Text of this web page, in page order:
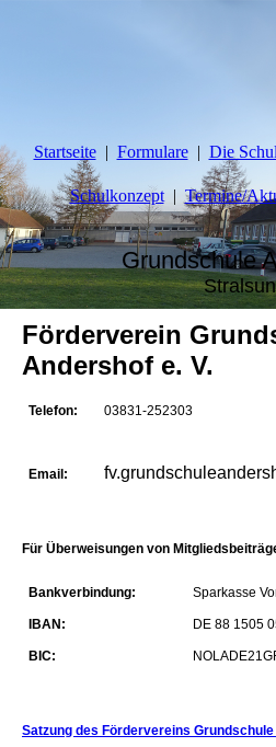
Startseite Formulare Die
Schulkonzept Termine/
Grundschule
Förderverein
Andershof e. V.
Telefon: 03831-252303
Email:
Für Überweisungen von
Bankverbindung: Sparkasse
IBAN: DE 88 1505
BIC:
Satzung des Fördervereins